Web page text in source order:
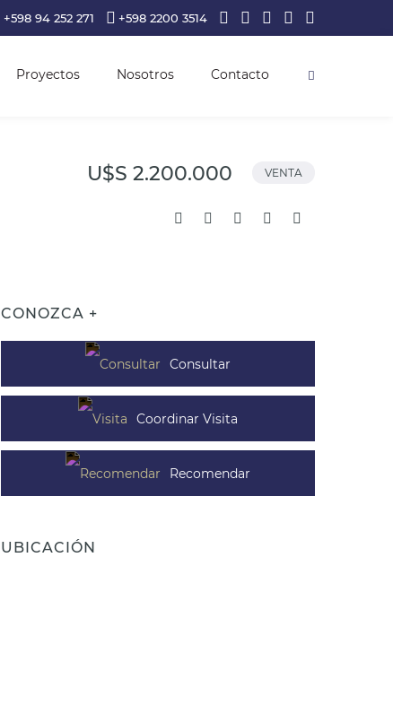
+598 94 252 271 +598 2200 3514
Proyectos Nosotros Contacto
U$S 2.200.000 VENTA
CONOZCA +
Consultar
Coordinar Visita
Recomendar
UBICACIÓN